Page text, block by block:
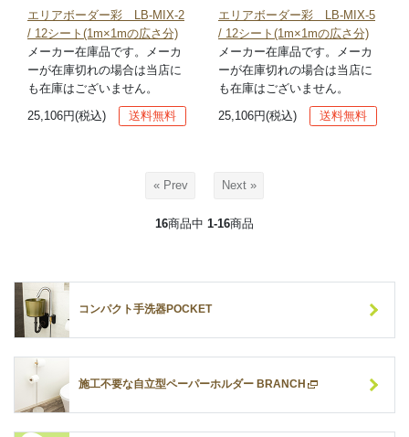
エリアボーダー彩 LB-MIX-2
/ 12シート(1m×1mの広さ分)
メーカー在庫品です。メーカ
ーが在庫切れの場合は当店に
も在庫はございません。
25,106円(税込)
送料無料
エリアボーダー彩 LB-MIX-5
/ 12シート(1m×1mの広さ分)
メーカー在庫品です。メーカ
ーが在庫切れの場合は当店に
も在庫はございません。
25,106円(税込)
送料無料
« Prev Next »
16商品中 1-16商品
コンパクト手洗器POCKET
施工不要な自立型ペーパーホルダー BRANCH